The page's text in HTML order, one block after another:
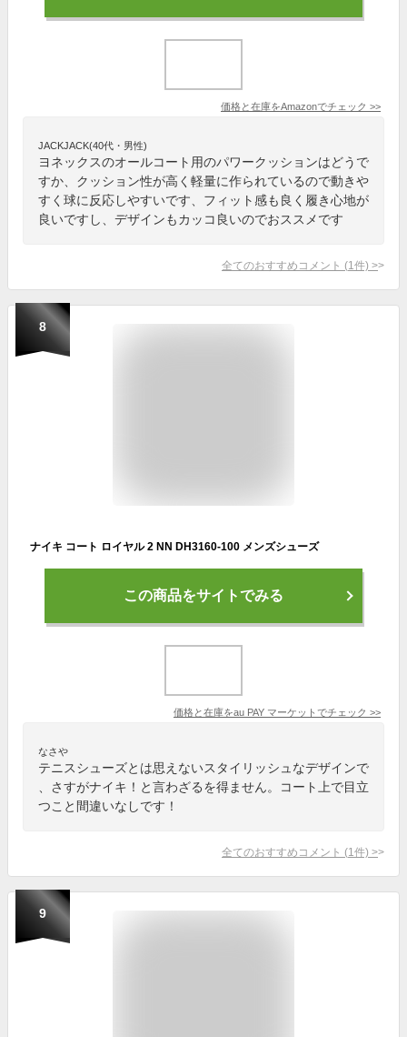
価格と在庫をAmazonでチェック >>
JACKJACK(40代・男性)
ヨネックスのオールコート用のパワークッションはどうで
すか、クッション性が高く軽量に作られているので動きや
すく球に反応しやすいです、フィット感も良く履き心地が
良いですし、デザインもカッコ良いのでおススメです
全てのおすすめコメント (1 件) >
8
ナイキ コート ロイヤル 2 NN DH3160-100 メンズシューズ
この商品をサイトでみる
価格と在庫をau PAY マーケット でチェック >>
なさや
テニスシューズとは思えないスタイリッシュなデザインで
、さすがナイキ！と言わざるを得ません。コート上で目立
つこと間違いなしです！
全てのおすすめコメント (1 件) >
9